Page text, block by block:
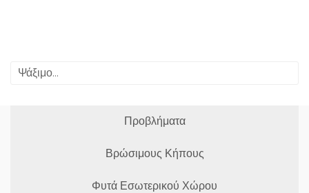
Προβλήματα
Βρώσιμους Κήπους
Φυτά Εσωτερικού Χώρου